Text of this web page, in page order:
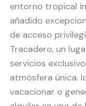
entorno tropical
añadido
de acceso
Tracadero, un
servicios
atmósfera única.
vacacionar o